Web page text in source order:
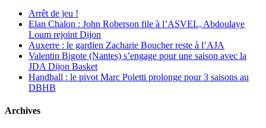
Arrêt de jeu !
Elan Chalon : John Roberson file à l’ASVEL, Abdoulaye
Loum rejoint Dijon
Auxerre : le gardien Zacharie Boucher reste à l’AJA
Valentin Bigote (Nantes) s’engage pour une saison avec la
JDA Dijon Basket
Handball : le pivot Marc Poletti prolonge pour 3 saisons au
DBHB
Archives